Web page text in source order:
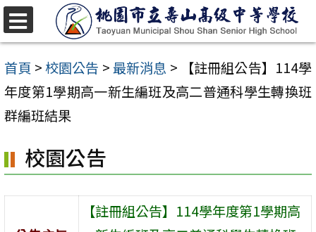
跳
至
主
要
內
區
首頁 >校園公告 >最新消息 >
【註冊組公告】114學
年度第1學期高一新生編班及高二普通科學生轉換班
群編班結果
校園公告
【註冊組公告】114學年度第1學期高
選
單